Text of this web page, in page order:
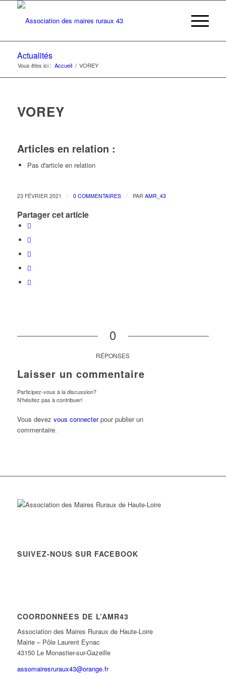
Actualités
Vous êtes ici : Accueil / VOREY
VOREY
Articles en relation :
Pas d'article en relation
23 FÉVRIER 2021 / 0 COMMENTAIRES / PAR AMR_43
Partager cet article
0
RÉPONSES
Laisser un commentaire
Participez-vous à la discussion?
N'hésitez pas à contribuer!
Vous devez vous connecterpour publier un
commentaire.
SUIVEZ-NOUS SUR FACEBOOK
COORDONNÉES DE L’AMR43
Association des Maires Ruraux de Haute-Loire
Mairie – Pôle Laurent Eynac
43150 Le Monastier-sur-Gazeille
assomairesruraux43@orange.fr